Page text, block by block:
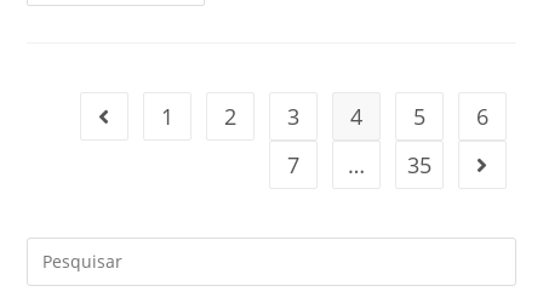
1 2 3 4 5
6
7
… 35